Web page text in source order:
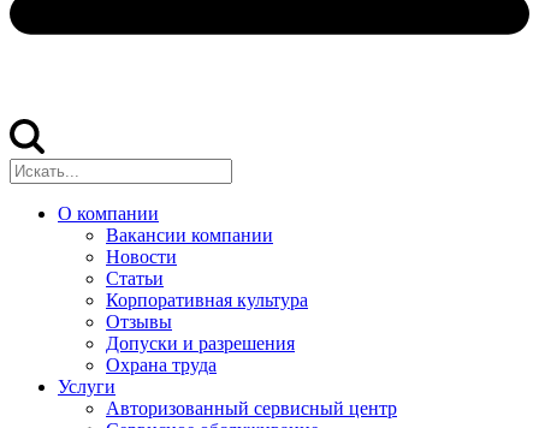
О компании
Вакансии компании
Новости
Статьи
Корпоративная культура
Отзывы
Допуски и разрешения
Охрана труда
Услуги
Авторизованный сервисный центр